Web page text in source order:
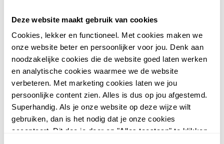
Deze website maakt gebruik van cookies
Cookies, lekker en functioneel. Met cookies maken we
onze website beter en persoonlijker voor jou. Denk aan
noodzakelijke cookies die de website goed laten werken
en analytische cookies waarmee we de website
verbeteren. Met marketing cookies laten we jou
persoonlijke content zien. Alles is dus op jou afgestemd.
Superhandig. Als je onze website op deze wijze wilt
gebruiken, dan is het nodig dat je onze cookies
accepteert. Dit doe je door op "Alles toestaan" te klikken.